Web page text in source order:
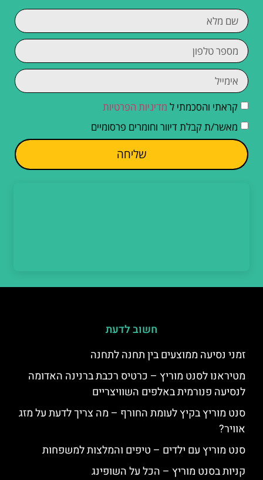
קראתי והסכמתי ל מדיניות הפרטיות
מאשר/ת קבלת דיוור וחומרים פרסומיים
שליחה
חשוב לדעת
זמני נסיעה ממוצעים בין תחנה לתחנה
מטיראנו לסנט מוריץ – כרטיס רכבת ברנינה האדומה
לנסיעה פנורמית באלפים השוויצריים
סנט מוריץ בקיץ לעומת החורף – מה צריך לדעת על מזג
אוויר?
סנט מוריץ עם ילדים – טיפים והמלצות למשפחות
קניות בסנט מוריץ – הכל על השופינג